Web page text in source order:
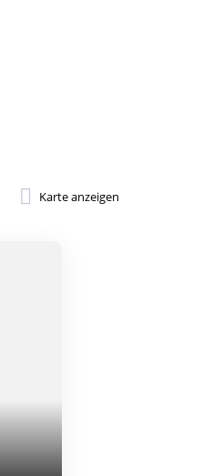
Karte anzeigen